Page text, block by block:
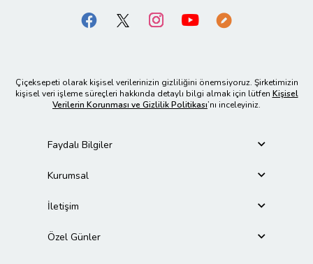
Çiçeksepeti olarak kişisel verilerinizin gizliliğini önemsiyoruz. Şirketimizin
kişisel veri işleme süreçleri hakkında detaylı bilgi almak için lütfen Kişisel
Verilerin Korunması ve Gizlilik Politikası’nı inceleyiniz.
Faydalı Bilgiler
Kurumsal
İletişim
Özel Günler